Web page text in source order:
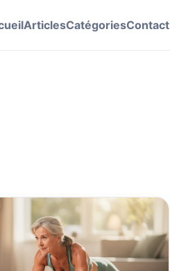
ArticlesCatégoriesContact